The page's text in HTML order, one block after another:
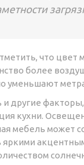
что
более
уменьшают
и другие
кухни.
мебель может